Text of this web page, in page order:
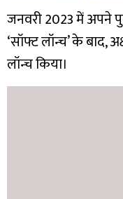
जनवरी 2023 में अपने
‘सॉफ्ट लॉन्च’ के बाद,
लॉन्च किया।